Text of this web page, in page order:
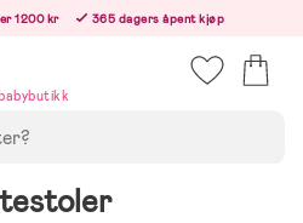
1200 kr
365 dagers åpent kjøp